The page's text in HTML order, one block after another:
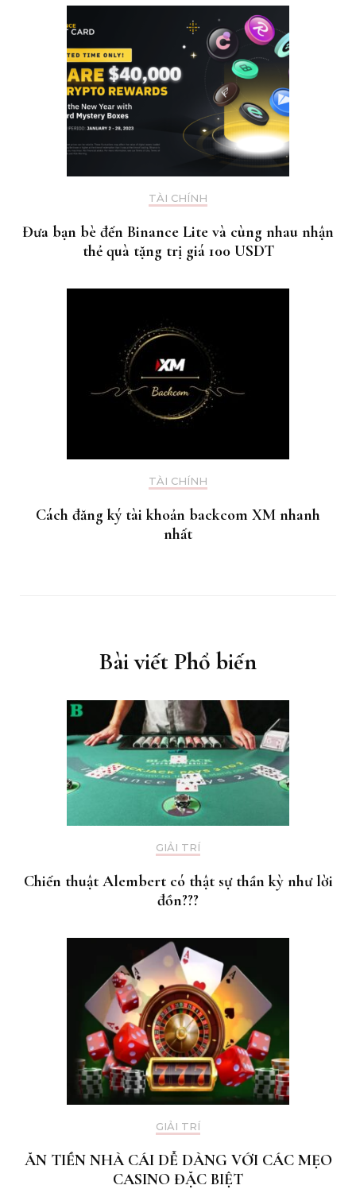
TÀI CHÍNH
Đưa bạn bè đến Binance Lite và cùng nhau nhận
thẻ quà tặng trị giá 100 USDT
TÀI CHÍNH
Cách đăng ký tài khoản backcom XM nhanh
nhất
Bài viết Phổ biến
GIẢI TRÍ
Chiến thuật Alembert có thật sự thần kỳ như lời
đồn???
GIẢI TRÍ
ĂN TIỀN NHÀ CÁI DỄ DÀNG VỚI CÁC MẸO
CASINO ĐẶC BIỆT